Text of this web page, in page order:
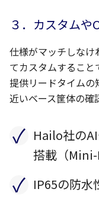
３．カスタムや
仕様がマッチしな
てカスタムするこ
提供リードタイムの
近いベース筐体の確
✓ Hailo社の
搭載（Mini-
✓ IP65の防水